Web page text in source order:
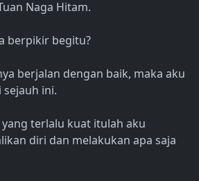
Naga Hitam.
berpikir begitu?
berjalan dengan baik, maka aku
ini.
terlalu kuat itulah aku
diri dan melakukan apa saja